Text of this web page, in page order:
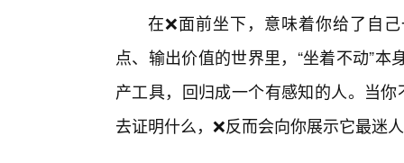
在❌面前坐下，意味着你给了自
点、输出价值的世界里，“坐着不动”
产工具，回归成一个有感知的人。当
去证明什么，❌反而会向你展示它最迷